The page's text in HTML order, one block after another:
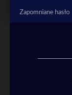
Zapomniane hasło